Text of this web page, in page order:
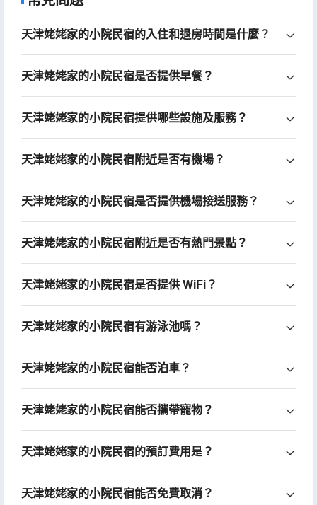
天津姥姥家的小院民宿的入住和退房時間是什麼？
天津姥姥家的小院民宿是否提供早餐？
天津姥姥家的小院民宿提供哪些設施及服務？
天津姥姥家的小院民宿附近是否有機場？
天津姥姥家的小院民宿是否提供機場接送服務？
天津姥姥家的小院民宿附近是否有熱門景點？
天津姥姥家的小院民宿是否提供 WiFi？
天津姥姥家的小院民宿有游泳池嗎？
天津姥姥家的小院民宿能否泊車？
天津姥姥家的小院民宿能否攜帶寵物？
天津姥姥家的小院民宿的預訂費用是？
天津姥姥家的小院民宿能否免費取消？